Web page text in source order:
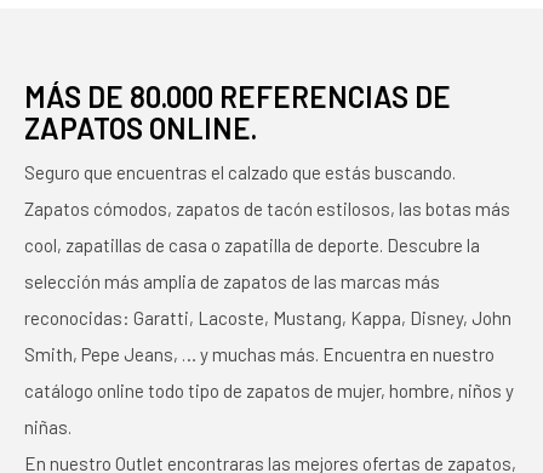
MÁS DE 80.000 REFERENCIAS DE
ZAPATOS ONLINE.
Seguro que encuentras el calzado que estás buscando.
Zapatos cómodos, zapatos de tacón estilosos, las botas más
cool, zapatillas de casa o zapatilla de deporte. Descubre la
selección más amplia de zapatos de las marcas más
reconocidas: Garatti, Lacoste, Mustang, Kappa, Disney, John
Smith, Pepe Jeans, … y muchas más. Encuentra en nuestro
catálogo online todo tipo de zapatos de mujer, hombre, niños y
niñas.
En nuestro Outlet encontraras las mejores ofertas de zapatos,